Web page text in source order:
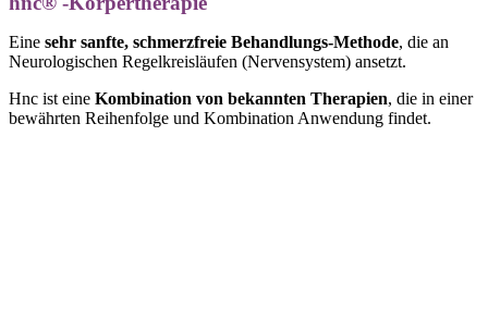
Eine sehr sanfte, schmerzfreie Behandlungs-Methode, die an
Neurologischen Regelkreisläufen (Nervensystem) ansetzt.
Hnc ist eine Kombination von bekannten Therapien, die in einer
bewährten Reihenfolge und Kombination Anwendung findet.